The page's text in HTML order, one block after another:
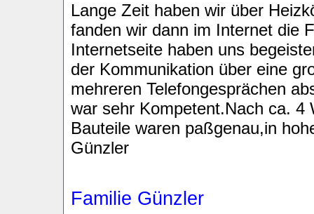
Lange Zeit haben wir über
fanden wir dann im Internet die
Internetseite haben uns
der Kommunikation über eine
mehreren Telefongesprächen
war sehr Kompetent.Nach ca. 4
Bauteile waren paßgenau,in
Günzler
Familie Günzler